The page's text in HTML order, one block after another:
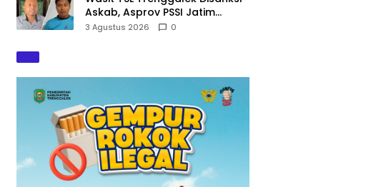
Askab, Asprov PSSI Jatim
Justru Terbitkan Surat Tugas di
3 Agustus 2026 0